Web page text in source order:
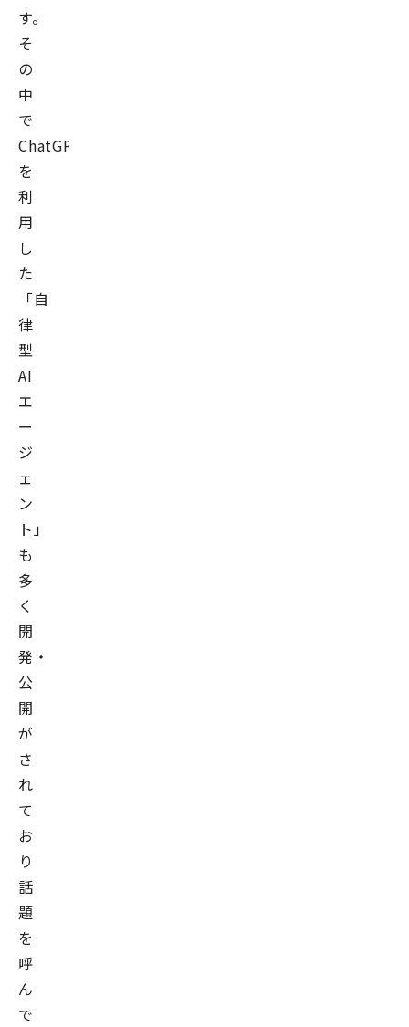
す。
そ
の
中
で
ChatGPT
を
利
用
し
た
「自
律
型
AI
エ
ー
ジ
ェ
ン
ト」
も
多
く
開
発・
公
開
が
さ
れ
て
お
り
話
題
を
呼
ん
で